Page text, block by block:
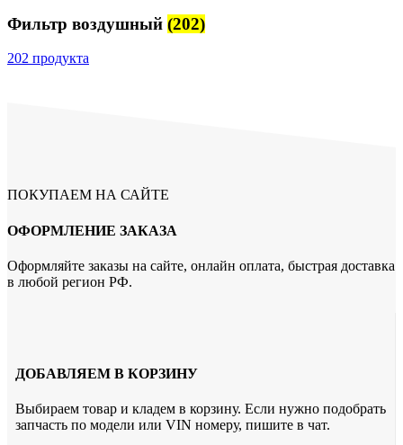
Фильтр воздушный (202)
202 продукта
ПОКУПАЕМ НА САЙТЕ
ОФОРМЛЕНИЕ ЗАКАЗА
Оформляйте заказы на сайте, онлайн оплата, быстрая доставка
в любой регион РФ.
ДОБАВЛЯЕМ В КОРЗИНУ
Выбираем товар и кладем в корзину. Если нужно подобрать
запчасть по модели или VIN номеру, пишите в чат.